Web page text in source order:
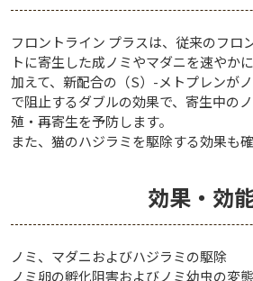
フロントライン プラスは、従来のフロ
トに寄生した成ノミやマダニを速やかに
加えて、新配合の（S）-メトプレンが
で阻止するダブルの効果で、寄生中の
殖・再寄生を予防します。
また、猫のハジラミを駆除する効果も
効果・効
ノミ、マダニおよびハジラミの駆除
ノミ卵の孵化阻害およびノミ幼虫の変